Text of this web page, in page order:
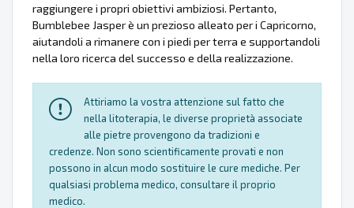
raggiungere i propri obiettivi ambiziosi. Pertanto,
Bumblebee Jasper è un prezioso alleato per i Capricorno,
aiutandoli a rimanere con i piedi per terra e supportandoli
nella loro ricerca del successo e della realizzazione.
Attiriamo la vostra attenzione sul fatto che
nella litoterapia, le diverse proprietà associate
alle pietre provengono da tradizioni e
credenze. Non sono scientificamente provati e non
possono in alcun modo sostituire le cure mediche. Per
qualsiasi problema medico, consultare il proprio
medico.